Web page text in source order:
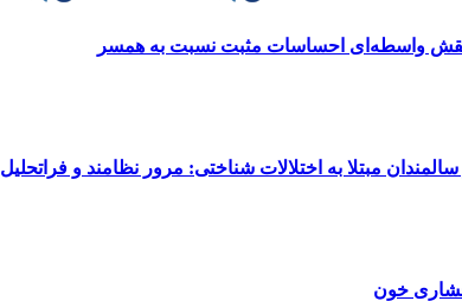
نقش واسطه‌ای احساسات مثبت نسبت به همسر
مبتلا به اختلالات شناختی: مرور نظامند و فراتحلیل
فشاری خون